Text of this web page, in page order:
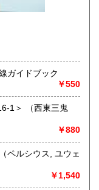
にした「村の古本
ための 様々な遊び
、健康、文芸、経
を扱います。
隣りの「文化磁場
す、堀辰雄、立原
。信州にお越しの
ガイドブック
￥550
三鬼
￥880
￥1,540